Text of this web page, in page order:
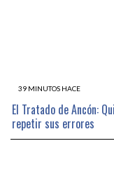
39 MINUTOS HACE
El Tratado de Ancón:
repetir sus errores